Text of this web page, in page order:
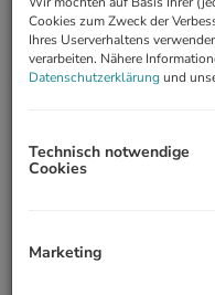
Beschreibung
ausgestattete
Detail in 2020 komplett
ausgezeichnet - die
2 (Dornbach), 12
Cookies zum Zweck der
Ihres Userverhaltens
verarbeiten. Nähere
Datenschutzerklärungund
Technisch notwendige
Cookies
Marketing